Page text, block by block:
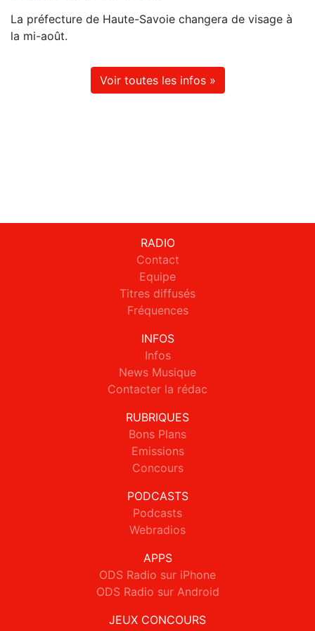
La préfecture de Haute-Savoie changera de visage à
la mi-août.
Voir toutes les infos »
RADIO
Contact
Equipe
Titres diffusés
Fréquences
INFOS
Infos
News Musique
Contacter la rédac
RUBRIQUES
Bons Plans
Emissions
Concours
PODCASTS
Podcasts
Webradios
APPS
ODS Radio sur iPhone
ODS Radio sur Android
JEUX CONCOURS